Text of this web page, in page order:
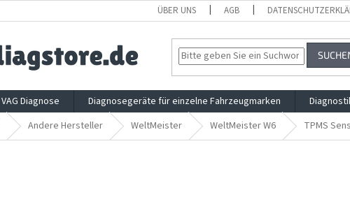
ÜBER UNS AGB
VAG Diagnose Diagnosegeräte für einzelne Fahrzeugmarken
Andere Hersteller WeltMeister WeltMeister W6 TPMS